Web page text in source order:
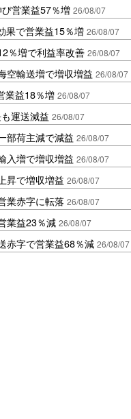
営業益57％増 26/08/07
果で営業益15％増 26/08/07
％増で利益率改善 26/08/07
空輸送増で増収増益 26/08/07
業益18％増 26/08/07
運送減益 26/08/07
部荷主減で減益 26/08/07
入増で増収増益 26/08/07
昇で増収増益 26/08/07
業赤字に転落 26/08/07
業益23％減 26/08/07
赤字で営業益68％減 26/08/07